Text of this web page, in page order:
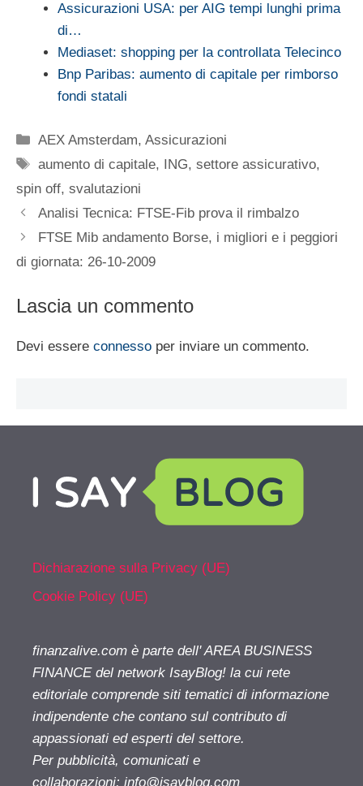
Assicurazioni USA: per AIG tempi lunghi prima
di…
Mediaset: shopping per la controllata Telecinco
Bnp Paribas: aumento di capitale per rimborso
fondi statali
Categorie
AEX Amsterdam,Assicurazioni
Tag
aumento di capitale, ING,settore assicurativo,
spin off, svalutazioni
Analisi Tecnica: FTSE-Fib prova il rimbalzo
FTSE Mib andamento Borse, i migliori e i peggiori
di giornata: 26-10-2009
Lascia un commento
Devi essere connesso per inviare un commento.
Dichiarazione sulla Privacy (UE)
Cookie Policy (UE)
finanzalive.com è parte dell' AREA BUSINESS
FINANCE del network IsayBlog! la cui rete
editoriale comprende siti tematici di informazione
indipendente che contano sul contributo di
appassionati ed esperti del settore.
Per pubblicità, comunicati e
collaborazioni: info@isayblog.com